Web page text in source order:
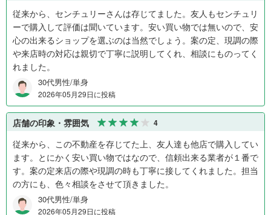
従来から、センチュリーさんは存じてました。友人もセンチュリ
ーで購入して評価は聞いています。安い買い物では無いので、安
心の出来るショップを選ぶのは当然でしょう。案の定、現調の際
や来店時の対応は親切で丁寧に説明してくれ、相談にものってく
れました。
30代男性/単身
2026年05月29日に投稿
店舗の印象・雰囲気 4
従来から、この不動産を存じてた上、友人達も他店で購入してい
ます。とにかく安い買い物ではなので、信頼出来る業者が１番で
す。案の定来店の際や現調の時も丁寧に接してくれました。担当
の方にも、色々相談をさせて頂きました。
30代男性/単身
2026年05月29日に投稿